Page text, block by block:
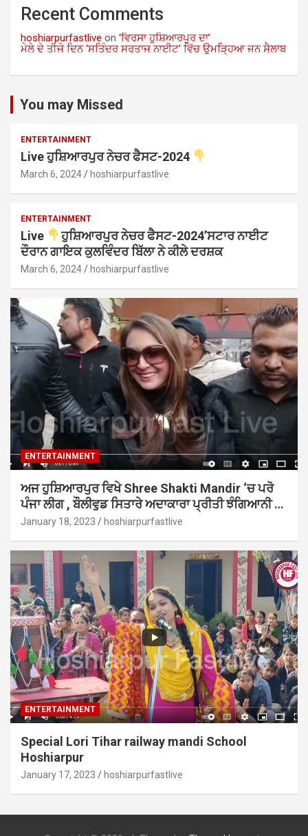
Recent Comments
hoshiarpurfastlive on ‘ਵਿਰਸਾ ਹੁਸ਼ਿਆਰਪੁਰ ਦਾ’
ਮੇਲੇ ਦੇ ਤੀਜੇ ਦਿਨ ‘ਸਤਿੰਦਰ ਸਰਤਾਜ ਨਾਈਟ’ ਵਿੱਚ ਉਮੜ੍ਹਿਆ ਜਨ ਸੈਲਾਬ
You may Missed
ENTERTAINMENT
Live ਹੁਸ਼ਿਆਰਪੁਰ ਨੇਚਰ ਫੈਸਟ-2024
March 6, 2024 hoshiarpurfastlive
ENTERTAINMENT
Live
ਹੁਸ਼ਿਆਰਪੁਰ ਨੇਚਰ ਫੈਸਟ-2024’ਸਟਾਰ ਨਾਈਟ
ਦੌਰਾਨ ਗਾਇਕ ਕੁਲਵਿੰਦਰ ਬਿੱਲਾ ਨੇ ਕੀਲੇ ਦਰਸ਼ਕ
March 6, 2024 hoshiarpurfastlive
ENTERTAINMENT
ਅਜ ਹੁਸ਼ਿਆਰਪੁਰ ਵਿਖੇ Shree Shakti Mandir ‘ਚ ਪਰੋ
ਪੰਜਾ ਲੀਗ , ਬੌਲੀਵੁਡ ਸਿਤਾਰੇ ਅਦਾਕਾਰਾ ਪ੍ਰੀਤੀ ਝੰਗਿਆਨੀ …
January 18, 2023 hoshiarpurfastlive
ENTERTAINMENT
Special Lori Tihar railway mandi School
Hoshiarpur
January 17, 2023 hoshiarpurfastlive